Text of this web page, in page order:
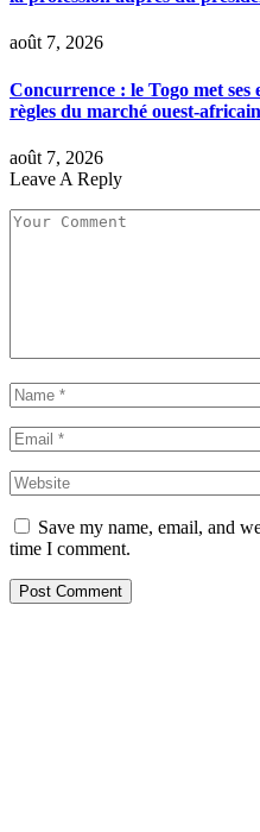
août 7, 2026
Concurrence : le Togo met ses
règles du marché ouest-
août 7, 2026
Leave A Reply
Save my name, email, and
time I comment.